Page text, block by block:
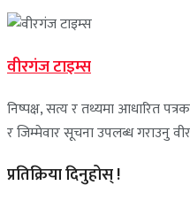
वीरगंज टाइम्स
निष्पक्ष, सत्य र तथ्यमा आधारित
र जिम्मेवार सूचना उपलब्ध गराउनु
प्रतिक्रिया दिनुहोस् !